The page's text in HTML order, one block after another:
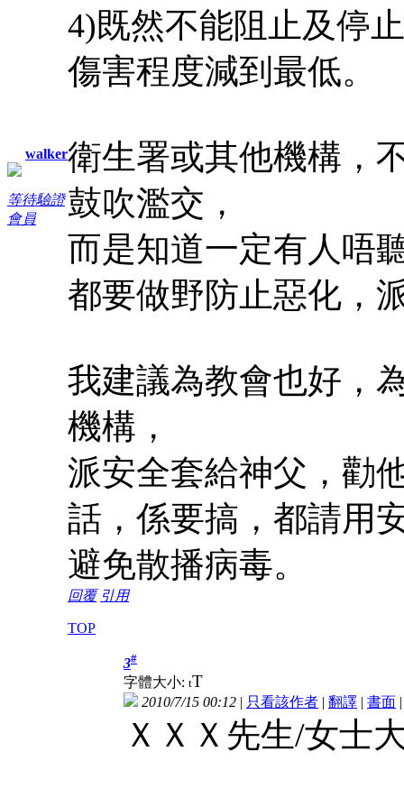
walker
等待驗證
會員
4)既然不能阻止及停
傷害程度減到最低。
衛生署或其他機構，
鼓吹濫交，
而是知道一定有人唔
都要做野防止惡化，
我建議為教會也好，
機構，
派安全套給神父，勸
話，係要搞，都請用
避免散播病毒。
回覆 引用
TOP
3#
字體大小: tT
2010/7/15 00:12 | 只看該作者 | 翻譯 | 書面
ＸＸＸ先生/女士